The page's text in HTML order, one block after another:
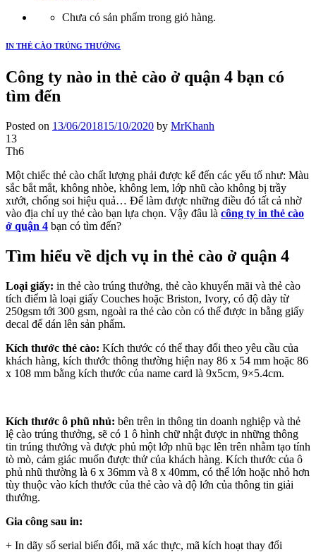
Chưa có sản phẩm trong giỏ hàng.
IN THẺ CÀO TRÚNG THƯỞNG
Công ty nào in thẻ cào ở quận 4 bạn có
tìm đến
Posted on 13/06/201815/10/2020 by MrKhanh
13
Th6
Một chiếc thẻ cào chất lượng phải được kể đến các yếu tố như: Màu
sắc bắt mắt, không nhòe, không lem, lớp nhũ cào không bị trầy
xướt, chống soi hiệu quả… Để làm được những điều đó tất cả nhờ
vào địa chỉ uy thẻ cào bạn lựa chọn. Vậy đâu là công ty in thẻ cào
ở quận 4 bạn có tìm đến?
Tìm hiểu về dịch vụ in thẻ cào ở quận 4
Loại giấy: in thẻ cào trúng thưởng, thẻ cào khuyến mãi và thẻ cào
tích điểm là loại giấy Couches hoặc Briston, Ivory, có độ dày từ
250gsm tới 300 gsm, ngoài ra thẻ cào còn có thể được in bằng giấy
decal để dán lên sản phẩm.
Kích thước thẻ cào: Kích thước có thể thay đổi theo yêu cầu của
khách hàng, kích thước thông thường hiện nay 86 x 54 mm hoặc 86
x 108 mm bằng kích thước của name card là 9x5cm, 9×5.4cm.
Kích thước ô phũ nhủ: bên trên in thông tin doanh nghiệp và thẻ
lệ cào trúng thưởng, sẽ có 1 ô hình chữ nhật được in những thông
tin trúng thưởng và được phủ một lớp nhũ bạc lên trên nhằm tạo tính
tò mò, cảm giác muốn được thử của khách hàng. Kích thước của ô
phủ nhũ thường là 6 x 36mm và 8 x 40mm, có thể lớn hoặc nhỏ hơn
tùy thuộc vào kích thước của thẻ cào và độ lớn của thông tin giải
thưởng.
Gia công sau in:
+ In dãy số serial biến đổi, mã xác thực, mã kích hoạt thay đổi